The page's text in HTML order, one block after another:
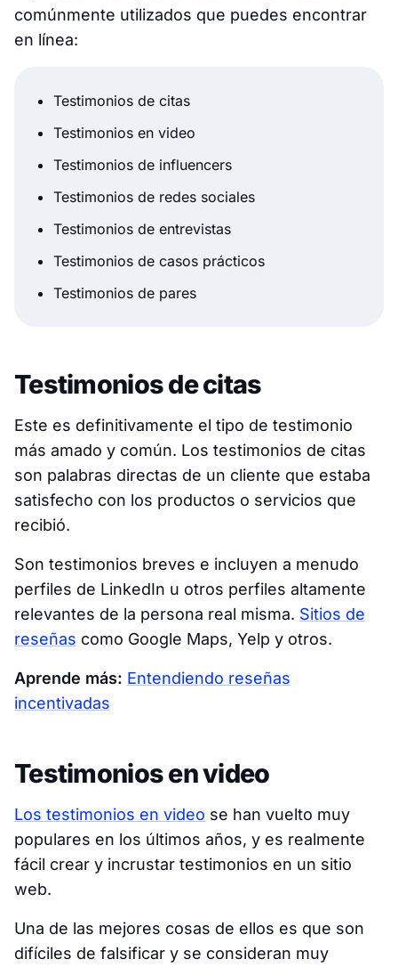
comúnmente utilizados que puedes encontrar
en línea:
Testimonios de citas
Testimonios en video
Testimonios de influencers
Testimonios de redes sociales
Testimonios de entrevistas
Testimonios de casos prácticos
Testimonios de pares
Testimonios de citas
Este es definitivamente el tipo de testimonio
más amado y común. Los testimonios de citas
son palabras directas de un cliente que estaba
satisfecho con los productos o servicios que
recibió.
Son testimonios breves e incluyen a menudo
perfiles de LinkedIn u otros perfiles altamente
relevantes de la persona real misma. Sitios de
reseñas como Google Maps, Yelp y otros.
Aprende más: Entendiendo reseñas
incentivadas
Testimonios en video
Los testimonios en video se han vuelto muy
populares en los últimos años, y es realmente
fácil crear y incrustar testimonios en un sitio
web.
Una de las mejores cosas de ellos es que son
difíciles de falsificar y se consideran muy